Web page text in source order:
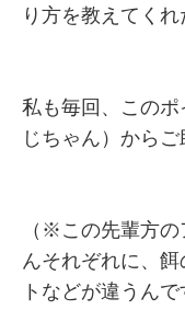
り方を教えてくれ
私も毎回、この
じちゃん）からご
（※この先輩方
んそれぞれに、
トなどが違うん